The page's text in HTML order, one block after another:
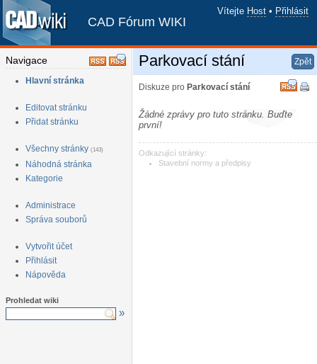
Vítejte Host • Přihlásit
CAD Fórum WIKI
Navigace
Hlavní stránka
Editovat stránku
Přidat stránku
Všechny stránky (143)
Náhodná stránka
Kategorie
Administrace
Správa souborů
Vytvořit účet
Přihlásit
Nápověda
Prohledat wiki
»
Zpět
Parkovací stání
Diskuze pro Parkovací stání
Žádné zprávy pro tuto stránku. Buďte
první!
Odkazující stránky:
Stavební normy a předpisy